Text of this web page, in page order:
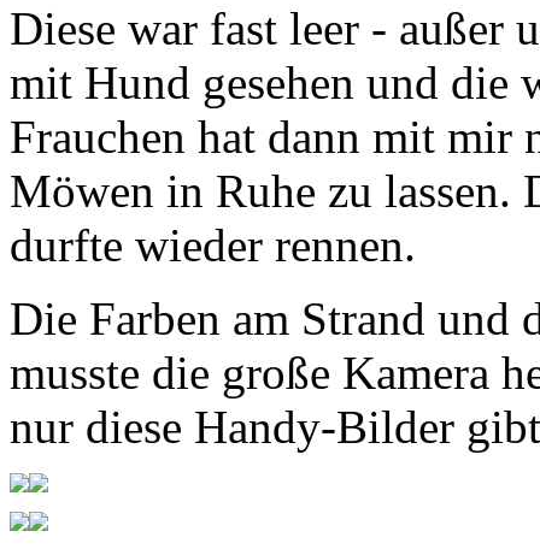
Diese war fast leer - außer
mit Hund gesehen und die
Frauchen hat dann mit mir
Möwen in Ruhe zu lassen.
durfte wieder rennen.
Die Farben am Strand
musste die große Kamera
nur diese Handy-Bilder